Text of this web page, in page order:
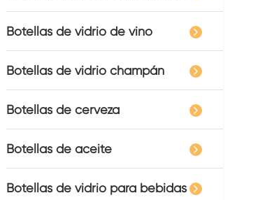
Botellas de vidrio de vino
Botellas de vidrio champán
Botellas de cerveza
Botellas de aceite
Botellas de vidrio para bebidas